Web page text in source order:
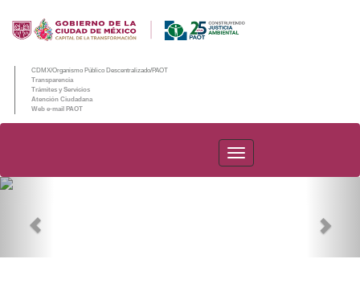
CDMX/Organismo Público Descentralizado/PAOT
Transparencia
Trámites y Servicios
Atención Ciudadana
Web e-mail PAOT
PAOT